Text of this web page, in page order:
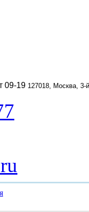
09-19 127018, Москва,